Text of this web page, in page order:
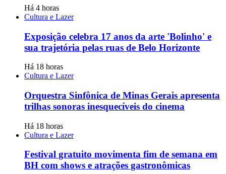
Há 4 horas
Cultura e Lazer
Exposição celebra 17 anos da arte 'Bolinho' e
sua trajetória pelas ruas de Belo Horizonte
Há 18 horas
Cultura e Lazer
Orquestra Sinfônica de Minas Gerais apresenta
trilhas sonoras inesquecíveis do cinema
Há 18 horas
Cultura e Lazer
Festival gratuito movimenta fim de semana em
BH com shows e atrações gastronômicas